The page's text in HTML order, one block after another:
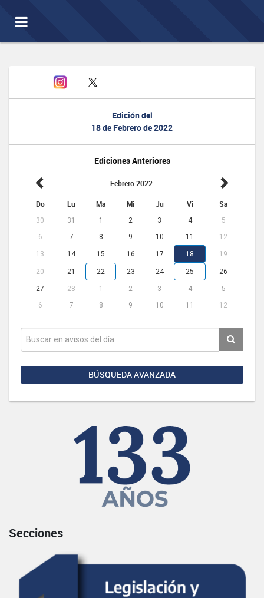
Toggle
navigation
Edición del
18 de Febrero de 2022
Ediciones Anteriores
Febrero 2022
Do Lu Ma Mi Ju Vi Sa
30 31 1 2 3 4
5
6
7 8 9 10 11 12
13 14 15 16 17 18 19
20 21 22 23 24 25 26
27 28 1 2 3 4
5
6
7 8 9 10 11 12
BÚSQUEDA AVANZADA
Secciones